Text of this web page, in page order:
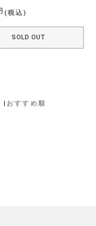
税込
SOLD OUT
おすすめ順